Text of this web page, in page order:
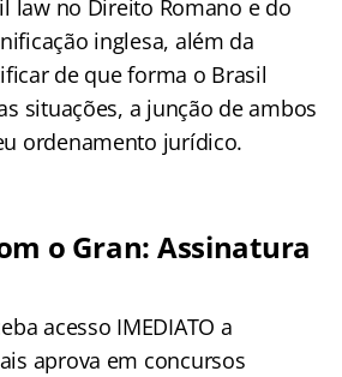
law no Direito Romano e do
inglesa, além da
de que forma o Brasil
situações, a junção de ambos
ordenamento jurídico.
o Gran: Assinatura
acesso IMEDIATO a
aprova em concursos